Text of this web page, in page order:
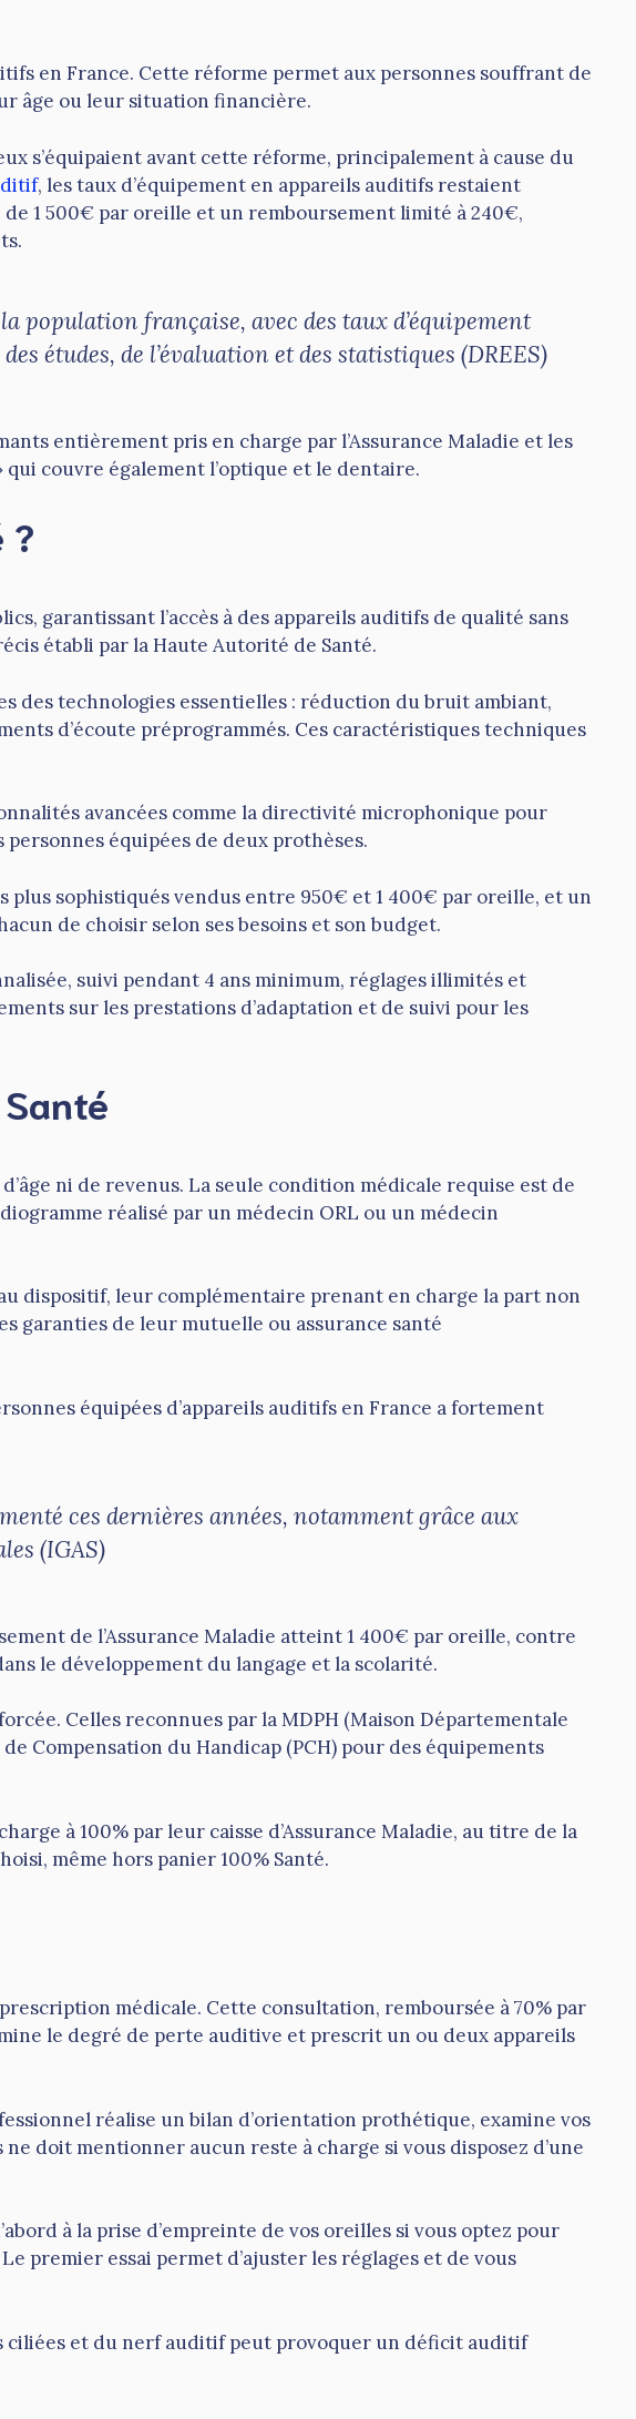
en France. Cette réforme permet aux personnes souffrant de
âge ou leur situation financière.
s’équipaient avant cette réforme, principalement à cause du
, les taux d’équipement en appareils auditifs restaient
1 500€ par oreille et un remboursement limité à 240€,
française, avec des taux d’équipement
études, de l’évaluation et des statistiques (DREES)
entièrement pris en charge par l’Assurance Maladie et les
couvre également l’optique et le dentaire.
?
garantissant l’accès à des appareils auditifs de qualité sans
établi par la Haute Autorité de Santé.
des technologies essentielles : réduction du bruit ambiant,
d’écoute préprogrammés. Ces caractéristiques techniques
avancées comme la directivité microphonique pour
équipées de deux prothèses.
sophistiqués vendus entre 950€ et 1 400€ par oreille, et un
de choisir selon ses besoins et son budget.
suivi pendant 4 ans minimum, réglages illimités et
sur les prestations d’adaptation et de suivi pour les
ni de revenus. La seule condition médicale requise est de
réalisé par un médecin ORL ou un médecin
dispositif, leur complémentaire prenant en charge la part non
garanties de leur mutuelle ou assurance santé
équipées d’appareils auditifs en France a fortement
ces dernières années, notamment grâce aux
(IGAS)
de l’Assurance Maladie atteint 1 400€ par oreille, contre
le développement du langage et la scolarité.
Celles reconnues par la MDPH (Maison Départementale
Compensation du Handicap (PCH) pour des équipements
à 100% par leur caisse d’Assurance Maladie, au titre de la
même hors panier 100% Santé.
médicale. Cette consultation, remboursée à 70% par
le degré de perte auditive et prescrit un ou deux appareils
réalise un bilan d’orientation prothétique, examine vos
doit mentionner aucun reste à charge si vous disposez d’une
à la prise d’empreinte de vos oreilles si vous optez pour
premier essai permet d’ajuster les réglages et de vous
ciliées et du nerf auditif peut provoquer un déficit auditif